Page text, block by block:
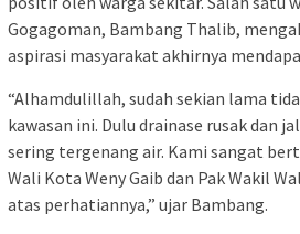
Gogagoman, Bambang Thalib,
aspirasi masyarakat akhirnya
“Alhamdulillah, sudah sekian lama
kawasan ini. Dulu drainase rusak dan
sering tergenang air. Kami sangat
Wali Kota Weny Gaib dan Pak Wakil
atas perhatiannya,” ujar Bambang.